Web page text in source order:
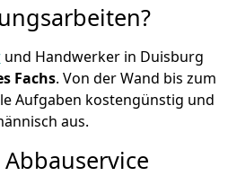
und Handwerker in Duisburg
Fachs. Von der Wand bis zum
Aufgaben kostengünstig und
aus.